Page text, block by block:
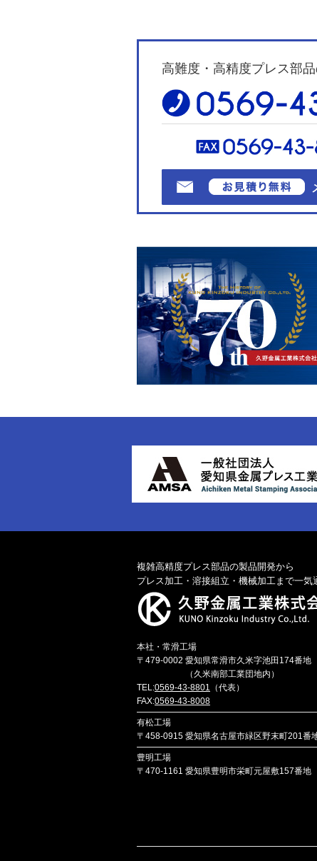
高難度・高精度プレス部
複雑高精度プレス部品の製品開発から
プレス加工・溶接組立・機械加工まで一気
本社・常滑工場
〒479-0002 愛知県常滑市久米字池田174番地
（久米南部工業団地内）
TEL:0569-43-8801 （代表）
FAX:0569-43-8008
有松工場
〒458-0915 愛知県名古屋市緑区野末町201番
豊明工場
〒470-1161 愛知県豊明市栄町元屋敷157番地